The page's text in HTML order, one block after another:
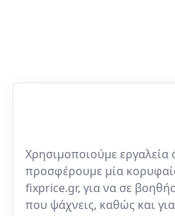
Χρησιμοποιούμε
προσφέρουμε μία
fixprice.gr, για να σε
που ψάχνεις, καθώς και